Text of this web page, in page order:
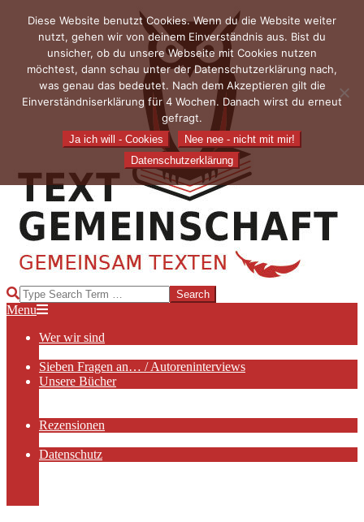
content
TEXTGEMEINSCHAFT
Search
Primary
Menu
Menu
Wer wir sind
Sieben Fragen an… / Autoreninterviews
Unsere Bücher
Rezensionen
Datenschutz
Diese Website benutzt Cookies. Wenn du die Website weiter
nutzt, gehen wir von deinem Einverständnis aus. Bist du
unsicher, ob du unsere Webseite mit Cookies nutzen
möchtest, dann schau unter der Datenschutzerklärung nach,
was genau das bedeutet. Nach dem Akzeptieren gilt die
Einverständniserklärung für 4 Wochen. Danach wirst du erneut
gefragt.
Ja ich will - Cookies
Nee nee - nicht mit mir!
Datenschutzerklärung